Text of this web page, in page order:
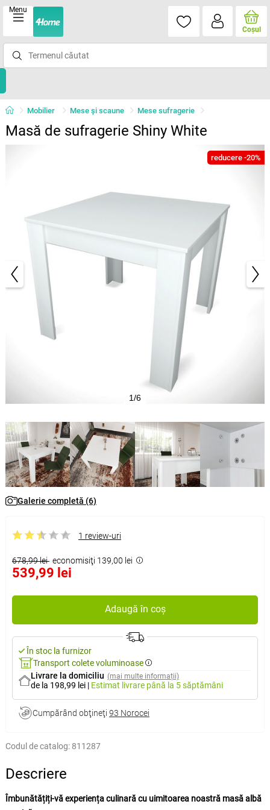
Menu
Coşul
Mobilier Mese şi scaune Mese sufragerie
Masă de sufragerie Shiny White
reducere -20%
1/6
Galerie completă (6)
1 review-uri
678,99 lei economisiţi 139,00 lei
539,99 lei
Adaugă în coș
În stoc la furnizor
Transport colete voluminoase
Livrare la domiciliu (mai multe informații)
de la 198,99 lei | Estimat livrare până la 5 săptămâni
Cumpărând obţineţi 93 Norocei
Codul de catalog: 811287
Descriere
Îmbunătățiți-vă experiența culinară cu uimitoarea noastră masă albă